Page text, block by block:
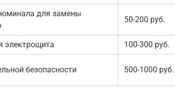
для замены
50-200 руб.
электрощита 100-300 руб.
безопасности 500-1000 руб.